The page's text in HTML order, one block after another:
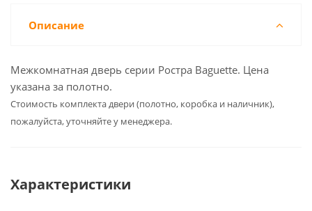
Описание
Межкомнатная дверь серии Ростра Baguette. Цена
указана за полотно.
Cтоимость комплекта двери (полотно, коробка и наличник),
пожалуйста, уточняйте у менеджера.
Характеристики